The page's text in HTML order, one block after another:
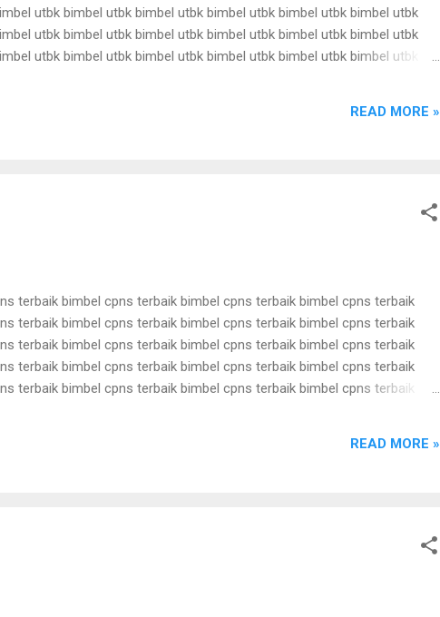
utbk bimbel utbk bimbel utbk bimbel utbk bimbel utbk bimbel utbk
utbk bimbel utbk bimbel utbk bimbel utbk bimbel utbk bimbel utbk
utbk bimbel utbk bimbel utbk bimbel utbk bimbel utbk bimbel utbk
utbk bimbel utbk bimbel utbk ...
READ MORE »
terbaik bimbel cpns terbaik bimbel cpns terbaik bimbel cpns terbaik
terbaik bimbel cpns terbaik bimbel cpns terbaik bimbel cpns terbaik
terbaik bimbel cpns terbaik bimbel cpns terbaik bimbel cpns terbaik
terbaik bimbel cpns terbaik bimbel cpns terbaik bimbel cpns terbaik
terbaik bimbel cpns terbaik bimbel cpns terbaik bimbel cpns terbaik
terbaik bimbel cpns terbaik bimbel cpns terbaik bimbel cpns terbaik
terbaik bimbel cpns terbaik bimbel cpns terbaik bimbel cpns t...
READ MORE »